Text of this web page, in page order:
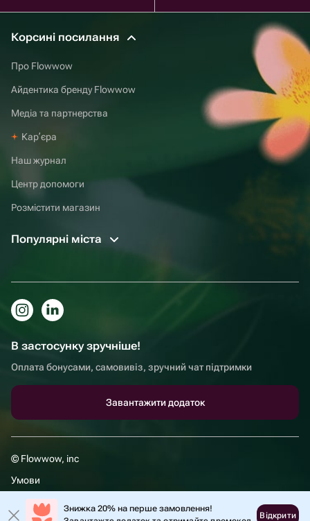
Корсині посилання
Про Flowwow
Айдентика бренду Flowwow
Медіа та партнерства
Карʼєра
Наш журнал
Центр допомоги
Розмістити магазин
Популярні міста
В застосунку зручніше!
Оплата бонусами, самовивіз, зручний чат підтримки
Завантажити додаток
© Flowwow, inc
Умови
Політика обробки даних
Знижка 20% на перше замовлення!
Відкрити